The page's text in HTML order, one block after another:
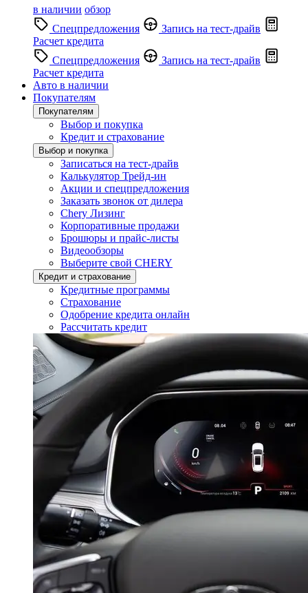
в наличии обзор
Спецпредложения
Запись на тест-драйв
Расчет кредита
Спецпредложения
Запись на тест-драйв
Расчет кредита
Авто в наличии
Покупателям
Покупателям
Выбор и покупка
Кредит и страхование
Выбор и покупка
Записаться на тест-драйв
Калькулятор Трейд-ин
Акции и спецпредложения
Заказать звонок от дилера
Chery Лизинг
Корпоративные продажи
Брошюры и прайс-листы
Видеообзоры
Выберите свой CHERY
Кредит и страхование
Кредитные программы
Страхование
Одобрение кредита онлайн
Рассчитать кредит